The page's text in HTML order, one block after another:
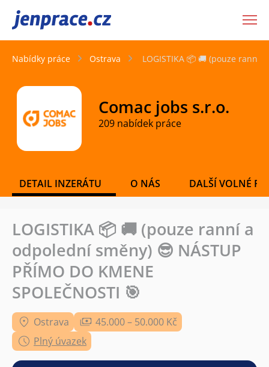
JenPráce.cz
Nabídky práce Ostrava LOGISTIKA 📦 🚚 (pouze ranní
Comac jobs s.r.o.
209 nabídek práce
DETAIL INZERÁTU O NÁS DALŠÍ VOLNÉ
LOGISTIKA 📦 🚚 (pouze ranní a
odpolední směny) 😎 NÁSTUP
PŘÍMO DO KMENE
SPOLEČNOSTI 🎯
Ostrava
45.000 – 50.000 Kč
Plný úvazek